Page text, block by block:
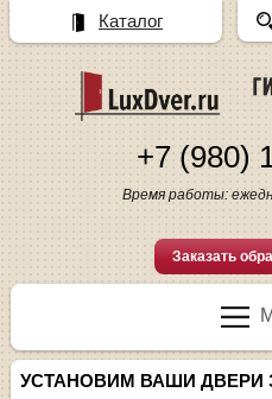
+7 (980)
Время работы:
Заказать
УСТАНОВИМ ВАШИ ДВЕРИ
Каталог